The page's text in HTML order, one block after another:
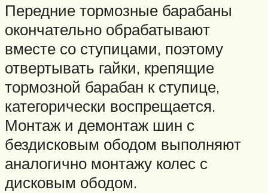
Передние тормозные барабаны
окончательно обрабатывают
вместе со ступицами, поэтому
отвертывать гайки, крепящие
тормозной барабан к ступице,
категорически воспрещается.
Монтаж и демонтаж шин с
бездисковым ободом выполняют
аналогично монтажу колес с
дисковым ободом.